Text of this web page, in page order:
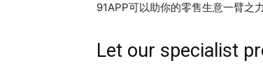
91APP可以助你的零售生意一臂之
Let our specialist